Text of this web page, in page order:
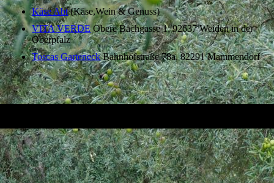
Käse Abt(Käse,Wein & Genuss)
VITA VERDEObere Bachgasse 1, 92637 Weiden in der
Oberpfalz
Toscas GarteneckBahnhofstraße 78a, 82291 Mammendorf